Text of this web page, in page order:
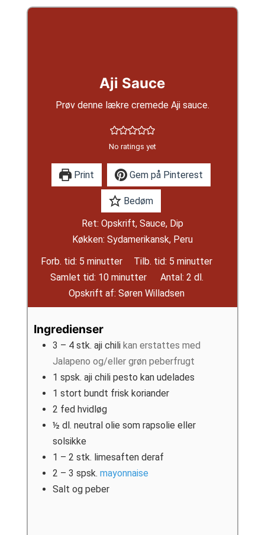
Aji Sauce
Prøv denne lækre cremede Aji sauce.
No ratings yet
Print Gem på Pinterest
Bedøm
Ret: Opskrift, Sauce, Dip
Køkken: Sydamerikansk, Peru
Forb. tid: 5 minutter
minutter Tilb. tid: 5 minutter
minutter
Samlet tid: 10minutter
minutter Antal: 2 dl.
Opskrift af:Søren Willadsen
Ingredienser
3 – 4 stk. aji chili kan erstattes med
Jalapeno og/eller grøn peberfrugt
1 spsk. aji chili pesto kan udelades
1 stort bundt frisk koriander
2 fed hvidløg
½ dl. neutral olie som rapsolie eller
solsikke
1 – 2 stk. limesaften deraf
2 – 3 spsk. mayonnaise
Salt og peber